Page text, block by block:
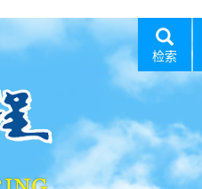
检索